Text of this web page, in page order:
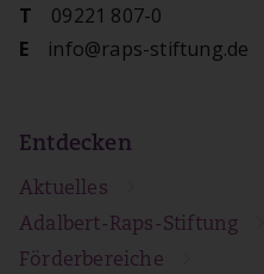
T
09221 807-0
E
info@raps-stiftung.de
Entdecken
Aktuelles
Adalbert-Raps-Stiftung
Förderbereiche